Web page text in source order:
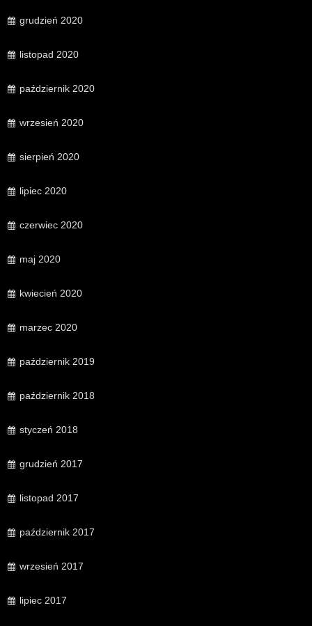
grudzień 2020
listopad 2020
październik 2020
wrzesień 2020
sierpień 2020
lipiec 2020
czerwiec 2020
maj 2020
kwiecień 2020
marzec 2020
październik 2019
październik 2018
styczeń 2018
grudzień 2017
listopad 2017
październik 2017
wrzesień 2017
lipiec 2017